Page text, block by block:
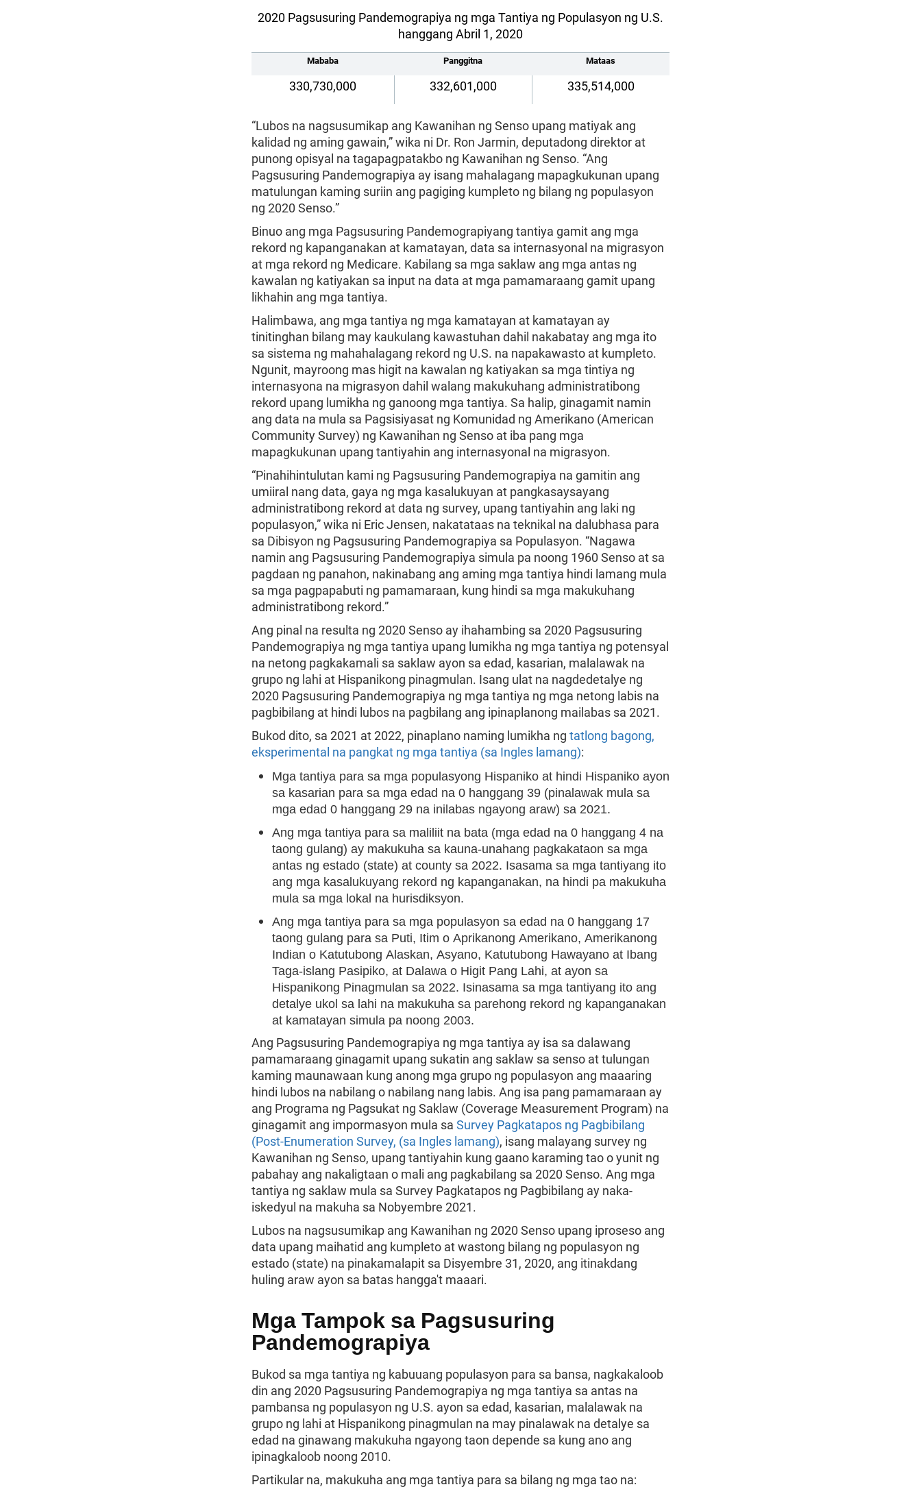
2020 Pagsusuring Pandemograpiya ng mga Tantiya ng Populasyon ng U.S.
hanggang Abril 1, 2020
Mababa Panggitna Mataas
330,730,000 332,601,000 335,514,000
“Lubos na nagsusumikap ang Kawanihan ng Senso upang matiyak ang
kalidad ng aming gawain,” wika ni Dr. Ron Jarmin, deputadong direktor at
punong opisyal na tagapagpatakbo ng Kawanihan ng Senso. “Ang
Pagsusuring Pandemograpiya ay isang mahalagang mapagkukunan upang
matulungan kaming suriin ang pagiging kumpleto ng bilang ng populasyon
ng 2020 Senso.”
Binuo ang mga Pagsusuring Pandemograpiyang tantiya gamit ang mga
rekord ng kapanganakan at kamatayan, data sa internasyonal na migrasyon
at mga rekord ng Medicare. Kabilang sa mga saklaw ang mga antas ng
kawalan ng katiyakan sa input na data at mga pamamaraang gamit upang
likhahin ang mga tantiya.
Halimbawa, ang mga tantiya ng mga kamatayan at kamatayan ay
tinitinghan bilang may kaukulang kawastuhan dahil nakabatay ang mga ito
sa sistema ng mahahalagang rekord ng U.S. na napakawasto at kumpleto.
Ngunit, mayroong mas higit na kawalan ng katiyakan sa mga tintiya ng
internasyona na migrasyon dahil walang makukuhang administratibong
rekord upang lumikha ng ganoong mga tantiya. Sa halip, ginagamit namin
ang data na mula sa Pagsisiyasat ng Komunidad ng Amerikano (American
Community Survey) ng Kawanihan ng Senso at iba pang mga
mapagkukunan upang tantiyahin ang internasyonal na migrasyon.
“Pinahihintulutan kami ng Pagsusuring Pandemograpiya na gamitin ang
umiiral nang data, gaya ng mga kasalukuyan at pangkasaysayang
administratibong rekord at data ng survey, upang tantiyahin ang laki ng
populasyon,” wika ni Eric Jensen, nakatataas na teknikal na dalubhasa para
sa Dibisyon ng Pagsusuring Pandemograpiya sa Populasyon. “Nagawa
namin ang Pagsusuring Pandemograpiya simula pa noong 1960 Senso at sa
pagdaan ng panahon, nakinabang ang aming mga tantiya hindi lamang mula
sa mga pagpapabuti ng pamamaraan, kung hindi sa mga makukuhang
administratibong rekord.”
Ang pinal na resulta ng 2020 Senso ay ihahambing sa 2020 Pagsusuring
Pandemograpiya ng mga tantiya upang lumikha ng mga tantiya ng potensyal
na netong pagkakamali sa saklaw ayon sa edad, kasarian, malalawak na
grupo ng lahi at Hispanikong pinagmulan. Isang ulat na nagdedetalye ng
2020 Pagsusuring Pandemograpiya ng mga tantiya ng mga netong labis na
pagbibilang at hindi lubos na pagbilang ang ipinaplanong mailabas sa 2021.
Bukod dito, sa 2021 at 2022, pinaplano naming lumikha ng tatlong bagong,
eksperimental na pangkat ng mga tantiya (sa Ingles lamang):
Mga tantiya para sa mga populasyong Hispaniko at hindi Hispaniko ayon
sa kasarian para sa mga edad na 0 hanggang 39 (pinalawak mula sa
mga edad 0 hanggang 29 na inilabas ngayong araw) sa 2021.
Ang mga tantiya para sa maliliit na bata (mga edad na 0 hanggang 4 na
taong gulang) ay makukuha sa kauna-unahang pagkakataon sa mga
antas ng estado (state) at county sa 2022. Isasama sa mga tantiyang ito
ang mga kasalukuyang rekord ng kapanganakan, na hindi pa makukuha
mula sa mga lokal na hurisdiksyon.
Ang mga tantiya para sa mga populasyon sa edad na 0 hanggang 17
taong gulang para sa Puti, Itim o Aprikanong Amerikano, Amerikanong
Indian o Katutubong Alaskan, Asyano, Katutubong Hawayano at Ibang
Taga-islang Pasipiko, at Dalawa o Higit Pang Lahi, at ayon sa
Hispanikong Pinagmulan sa 2022. Isinasama sa mga tantiyang ito ang
detalye ukol sa lahi na makukuha sa parehong rekord ng kapanganakan
at kamatayan simula pa noong 2003.
Ang Pagsusuring Pandemograpiya ng mga tantiya ay isa sa dalawang
pamamaraang ginagamit upang sukatin ang saklaw sa senso at tulungan
kaming maunawaan kung anong mga grupo ng populasyon ang maaaring
hindi lubos na nabilang o nabilang nang labis. Ang isa pang pamamaraan ay
ang Programa ng Pagsukat ng Saklaw (Coverage Measurement Program) na
ginagamit ang impormasyon mula sa Survey Pagkatapos ng Pagbibilang
(Post-Enumeration Survey, (sa Ingles lamang), isang malayang survey ng
Kawanihan ng Senso, upang tantiyahin kung gaano karaming tao o yunit ng
pabahay ang nakaligtaan o mali ang pagkabilang sa 2020 Senso. Ang mga
tantiya ng saklaw mula sa Survey Pagkatapos ng Pagbibilang ay naka-
iskedyul na makuha sa Nobyembre 2021.
Lubos na nagsusumikap ang Kawanihan ng 2020 Senso upang iproseso ang
data upang maihatid ang kumpleto at wastong bilang ng populasyon ng
estado (state) na pinakamalapit sa Disyembre 31, 2020, ang itinakdang
huling araw ayon sa batas hangga't maaari.
Mga Tampok sa Pagsusuring
Pandemograpiya
Bukod sa mga tantiya ng kabuuang populasyon para sa bansa, nagkakaloob
din ang 2020 Pagsusuring Pandemograpiya ng mga tantiya sa antas na
pambansa ng populasyon ng U.S. ayon sa edad, kasarian, malalawak na
grupo ng lahi at Hispanikong pinagmulan na may pinalawak na detalye sa
edad na ginawang makukuha ngayong taon depende sa kung ano ang
ipinagkaloob noong 2010.
Partikular na, makukuha ang mga tantiya para sa bilang ng mga tao na: